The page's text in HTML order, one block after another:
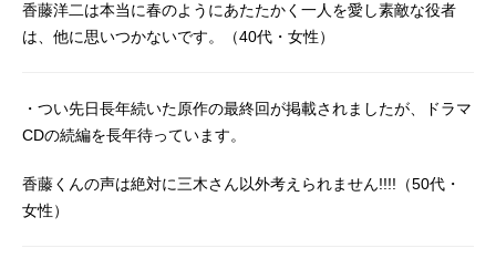
香藤洋二は本当に春のようにあたたかく一人を愛し素敵な役者
は、他に思いつかないです。（40代・女性）
・つい先日長年続いた原作の最終回が掲載されましたが、ドラマ
CDの続編を長年待っています。
香藤くんの声は絶対に三木さん以外考えられません!!!!（50代・
女性）